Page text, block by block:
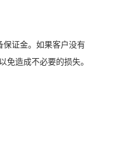
保证金。如果客户没有
免造成不必要的损失。